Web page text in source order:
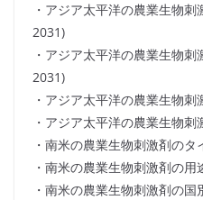
・アジア太平洋の農業生物
2031)
・アジア太平洋の農業生物
2031)
・アジア太平洋の農業生物
・アジア太平洋の農業生物
・南米の農業生物刺激剤の
・南米の農業生物刺激剤の
・南米の農業生物刺激剤の